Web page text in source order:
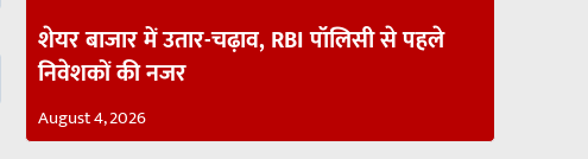
शेयर बाजार में उतार-चढ़ाव, RBI पॉलिसी से पहले
निवेशकों की नजर
August 4, 2026